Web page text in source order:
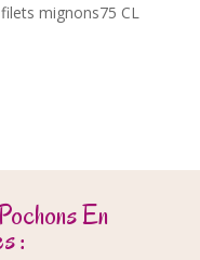
mignons75 CL
En
: